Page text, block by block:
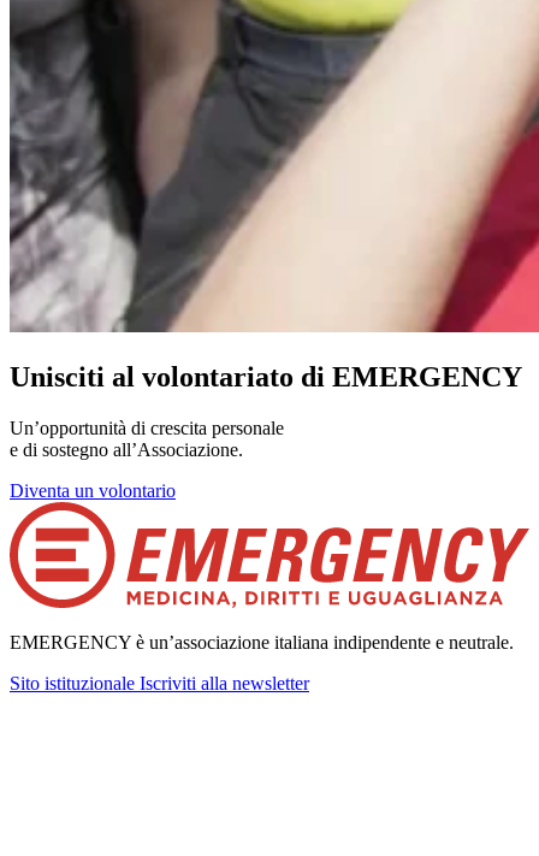
Unisciti al volontariato di EMERGENCY
Un’opportunità di crescita personale
e di sostegno all’Associazione.
Diventa un volontario
EMERGENCY è un’associazione italiana indipendente e neutrale.
Sito istituzionale Iscriviti alla newsletter